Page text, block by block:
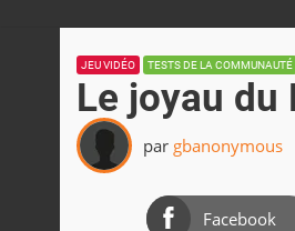
JEU VIDÉO TESTS DE LA COMMUNAUTÉ
Le joyau du
par gbanonymous
Facebook